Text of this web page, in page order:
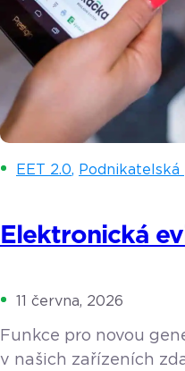
EET 2.0, Podnikatelská
Elektronická
11 června, 2026
Funkce pro novou
v našich zařízeních